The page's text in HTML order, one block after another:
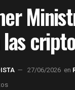
27/06/2026 en